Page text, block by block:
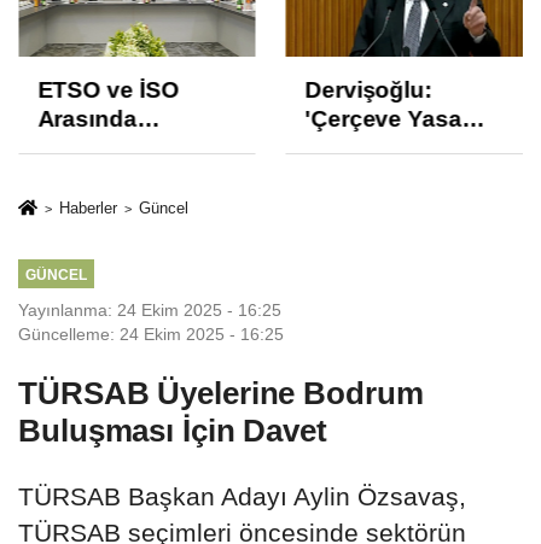
Dervişoğlu:
'Çerçeve Yasa
Çözüm Değil,
ve İhanet
Araçtan izmarit ve
çöp atanlara
uyarı: Trafiğin
Haberler Güncel
GÜNCEL
Yayınlanma: 24 Ekim 2025 - 16:25
Güncelleme: 24 Ekim 2025 - 16:25
TÜRSAB Üyelerine Bodrum
Buluşması İçin Davet
TÜRSAB Başkan Adayı Aylin Özsavaş,
TÜRSAB seçimleri öncesinde sektörün